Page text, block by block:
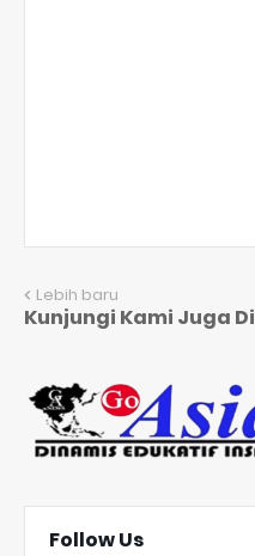
Lebih baru
Kunjungi Kami Juga Di
Follow Us